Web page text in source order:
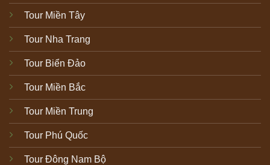
Tour Miền Tây
Tour Nha Trang
Tour Biển Đảo
Tour Miền Bắc
Tour Miền Trung
Tour Phú Quốc
Tour Đông Nam Bộ